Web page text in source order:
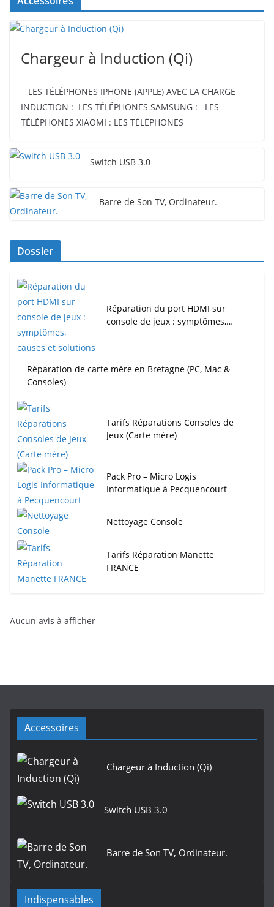
Chargeur à Induction (Qi)
LES TÉLÉPHONES IPHONE (APPLE) AVEC LA CHARGE
INDUCTION : LES TÉLÉPHONES SAMSUNG : LES
TÉLÉPHONES XIAOMI : LES TÉLÉPHONES
Switch USB 3.0
Barre de Son TV, Ordinateur.
Dossier
Réparation du port HDMI sur
console de jeux : symptômes,…
Réparation de carte mère en Bretagne (PC, Mac &
Consoles)
Tarifs Réparations Consoles de
Jeux (Carte mère)
Pack Pro – Micro Logis
Informatique à Pecquencourt
Nettoyage Console
Tarifs Réparation Manette
FRANCE
Aucun avis à afficher
Accessoires
Chargeur à Induction (Qi)
Switch USB 3.0
Barre de Son TV, Ordinateur.
Indispensables